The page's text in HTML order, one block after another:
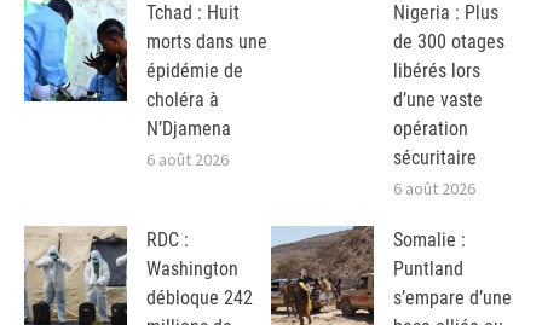
Tchad : Huit
morts dans une
épidémie de
choléra à
N’Djamena
6 août 2026
Nigeria : Plus
de 300 otages
libérés lors
d’une vaste
opération
sécuritaire
6 août 2026
RDC :
Washington
débloque 242
Somalie :
Puntland
s’empare d’une